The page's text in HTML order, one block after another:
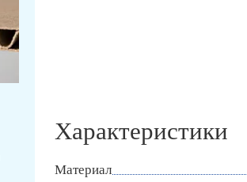
Характеристики
Материал